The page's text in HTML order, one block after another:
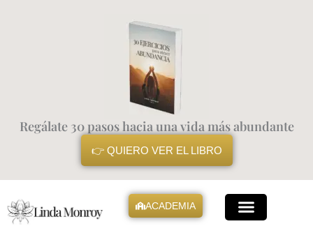
Regálate 30 pasos hacia una vida más abundante
👉 QUIERO VER EL LIBRO
ACADEMIA